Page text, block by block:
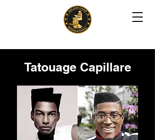
Tatouage Capillare